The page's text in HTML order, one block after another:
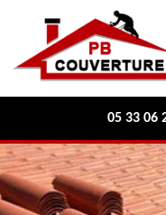
05 33 06